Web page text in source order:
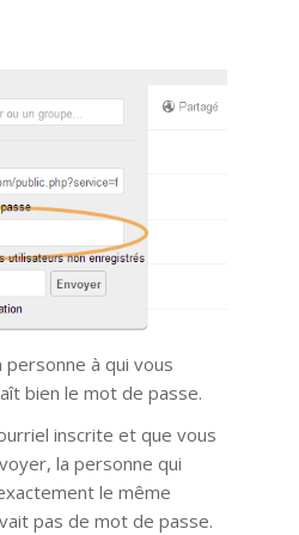
à qui vous
bien le mot de passe.
inscrite et que vous
la personne qui
le même
pas de mot de passe.